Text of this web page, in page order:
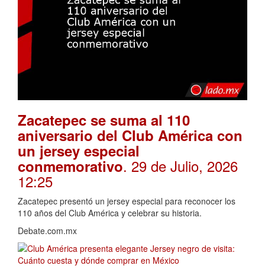
Zacatepec se suma al 110
aniversario del Club América con
un jersey especial
conmemorativo. 29 de Julio, 2026
12:25
Zacatepec presentó un jersey especial para reconocer los
110 años del Club América y celebrar su historia.
Debate.com.mx